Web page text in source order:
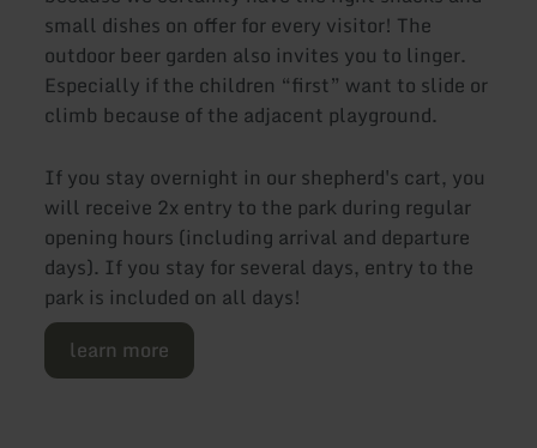
small dishes on offer for every visitor! The
outdoor beer garden also invites you to linger.
Especially if the children “first” want to slide or
climb because of the adjacent playground.
If you stay overnight in our shepherd's cart, you
will receive 2x entry to the park during regular
opening hours (including arrival and departure
days). If you stay for several days, entry to the
park is included on all days!
learn more